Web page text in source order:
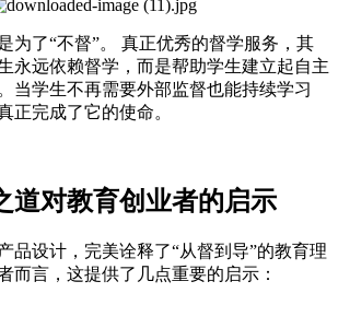
为了“不督”。 真正优秀的督学服务，其
永远依赖督学，而是帮助学生建立起自主
当学生不再需要外部监督也能持续学习
正完成了它的使命。
道对教育创业者的启示
品设计，完美诠释了“从督到导”的教育理
而言，这提供了几点重要的启示：